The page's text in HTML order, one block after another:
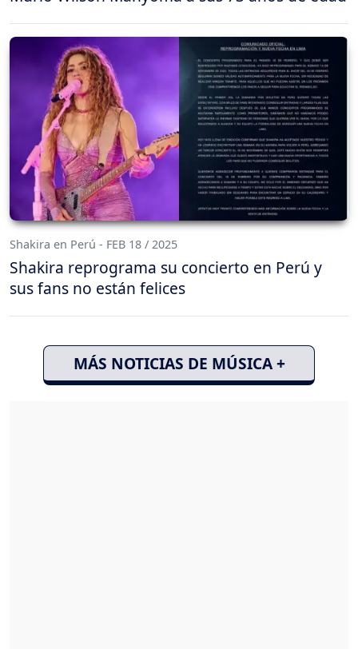
Shakira en Perú - FEB 18 / 2025
Shakira reprograma su concierto en Perú y
sus fans no están felices
MÁS NOTICIAS DE MÚSICA +